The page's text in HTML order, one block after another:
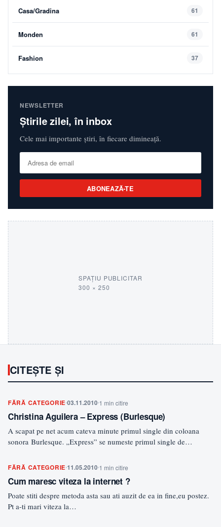
Casa/Gradina 61
Monden 61
Fashion 37
NEWSLETTER
Știrile zilei, în inbox
Cele mai importante știri, în fiecare dimineață.
ABONEAZĂ-TE
SPAȚIU PUBLICITAR
300 × 250
CITEȘTE ȘI
FĂRĂ CATEGORIE03.11.2010 1 min citire
Christina Aguilera – Express (Burlesque)
A scapat pe net acum cateva minute primul single din coloana
sonora Burlesque. „Express” se numeste primul single de…
FĂRĂ CATEGORIE11.05.2010 1 min citire
Cum maresc viteza la internet ?
Poate stiti despre metoda asta sau ati auzit de ea in fine,eu postez.
Pt a-ti mari viteza la…